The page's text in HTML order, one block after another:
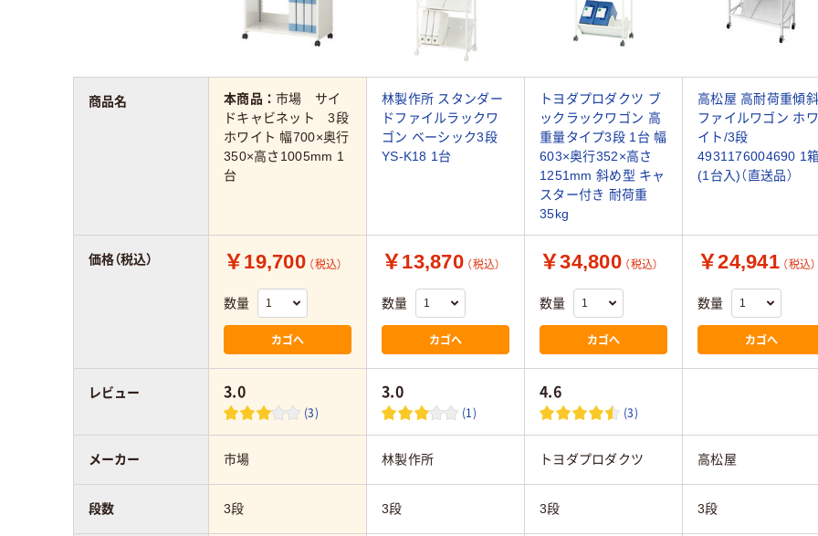
本商品：市場 サイ
ドキャビネット 3段
ホワイト 幅700×奥行
350×高さ1005mm 1
台
林製作所 スタンダー
ドファイルラックワ
ゴン ベーシック3段
YS-K18 1台
トヨダプロダクツ ブ
ックラックワゴン 高
重量タイプ3段 1台 幅
603×奥行352×高さ
1251mm 斜め型 キャ
スター付き 耐荷重
35kg
高松屋 高耐荷重傾斜
ファイルワゴン ホワ
イト/3段
4931176004690 1
(1台入)（直送品）
￥19,700 （税込）
数量
カゴへ
￥13,870 （税込）
数量
カゴへ
￥34,800 （税込）
数量
カゴへ
￥24,941 （税込）
数量
カゴへ
3.0
(3)
3.0
(1)
4.6
(3)
市場 林製作所 トヨダプロダクツ 高松屋
3段 3段 3段 3段
商品名
価格（税込）
レビュー
メーカー
段数